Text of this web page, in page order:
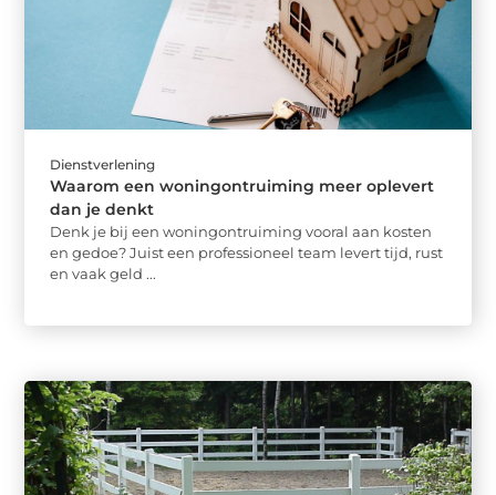
Dienstverlening
Waarom een woningontruiming meer oplevert
dan je denkt
Denk je bij een woningontruiming vooral aan kosten
en gedoe? Juist een professioneel team levert tijd, rust
en vaak geld ...